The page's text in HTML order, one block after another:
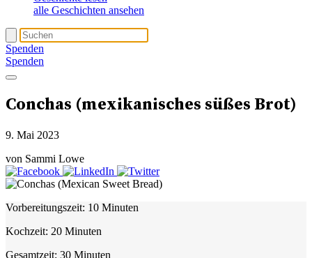
alle Geschichten ansehen
Spenden
Spenden
Conchas (mexikanisches süßes Brot)
9. Mai 2023
von Sammi Lowe
Vorbereitungszeit: 10 Minuten
Kochzeit: 20 Minuten
Gesamtzeit: 30 Minuten